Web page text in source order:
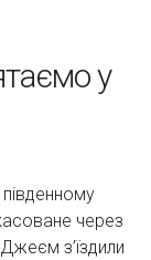
у
через
з’їздили